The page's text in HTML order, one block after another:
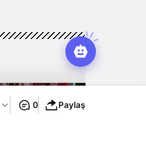
0 Paylaş